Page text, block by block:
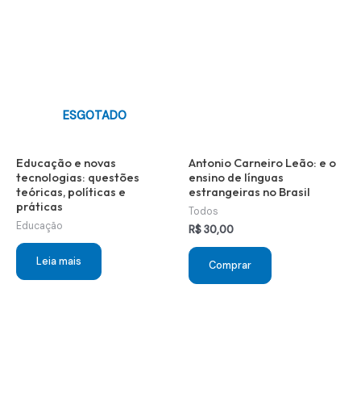
ESGOTADO
Educação e novas
tecnologias: questões
teóricas, políticas e
práticas
Educação
Leia mais
Antonio Carneiro Leão: e o
ensino de línguas
estrangeiras no Brasil
Todos
R$30,00
Comprar